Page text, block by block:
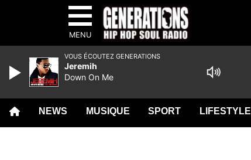
MENU
NEWS MUSIQUE SPORT LIFESTYLE
VOUS ÉCOUTEZ GENERATIONS
Jeremih
Down On Me